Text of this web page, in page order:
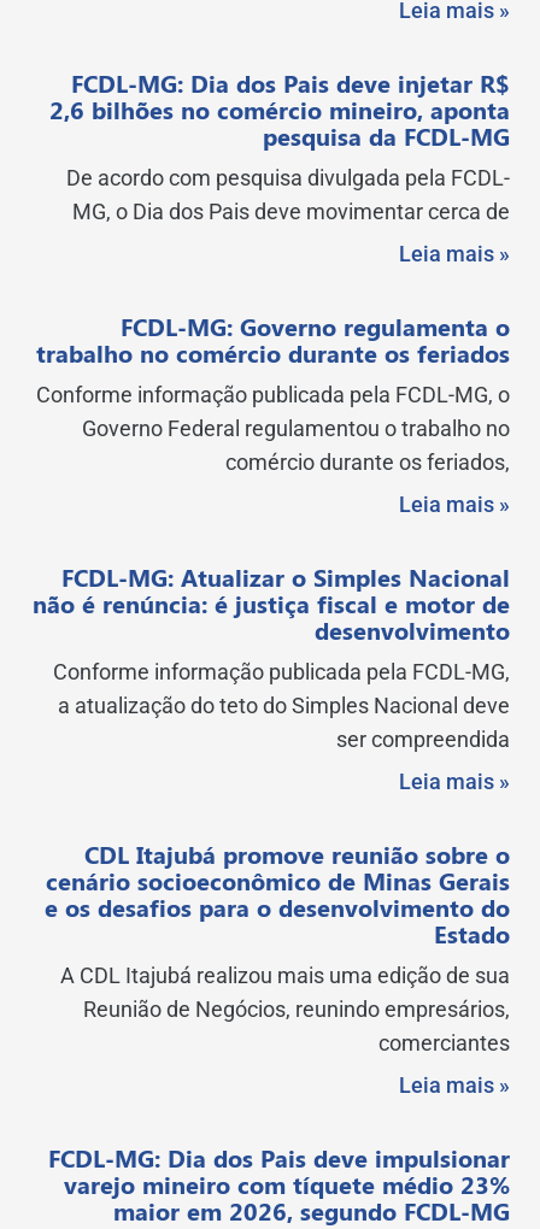
Leia mais »
FCDL-MG: Dia dos Pais deve injetar R$
2,6 bilhões no comércio mineiro, aponta
pesquisa da FCDL-MG
De acordo com pesquisa divulgada pela FCDL-
MG, o Dia dos Pais deve movimentar cerca de
Leia mais »
FCDL-MG: Governo regulamenta o
trabalho no comércio durante os feriados
Conforme informação publicada pela FCDL-MG, o
Governo Federal regulamentou o trabalho no
comércio durante os feriados,
Leia mais »
FCDL-MG: Atualizar o Simples Nacional
não é renúncia: é justiça fiscal e motor de
desenvolvimento
Conforme informação publicada pela FCDL-MG,
a atualização do teto do Simples Nacional deve
ser compreendida
Leia mais »
CDL Itajubá promove reunião sobre o
cenário socioeconômico de Minas Gerais
e os desafios para o desenvolvimento do
Estado
A CDL Itajubá realizou mais uma edição de sua
Reunião de Negócios, reunindo empresários,
comerciantes
Leia mais »
FCDL-MG: Dia dos Pais deve impulsionar
varejo mineiro com tíquete médio 23%
maior em 2026, segundo FCDL-MG